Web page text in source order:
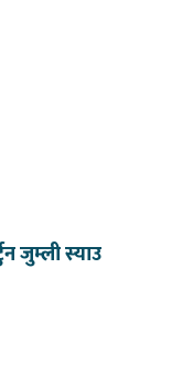
जुम्ली स्याउ